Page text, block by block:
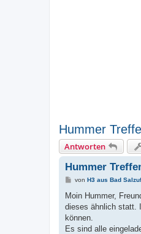
Hummer
Antworten
Hummer
B
i
r
a
von H3 aus Bad
Moin Hummer,
dieses ähnlich statt.
können.
Es sind alle